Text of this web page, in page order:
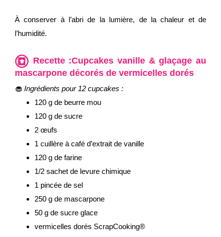
À conserver à l’abri de la lumière, de la chaleur et de
l’humidité.
Recette :Cupcakes vanille & glaçage au
mascarpone décorés de vermicelles dorés
🧁 Ingrédients pour 12 cupcakes :
120 g de beurre mou
120 g de sucre
2 œufs
1 cuillère à café d’extrait de vanille
120 g de farine
1/2 sachet de levure chimique
1 pincée de sel
250 g de mascarpone
50 g de sucre glace
vermicelles dorés ScrapCooking®